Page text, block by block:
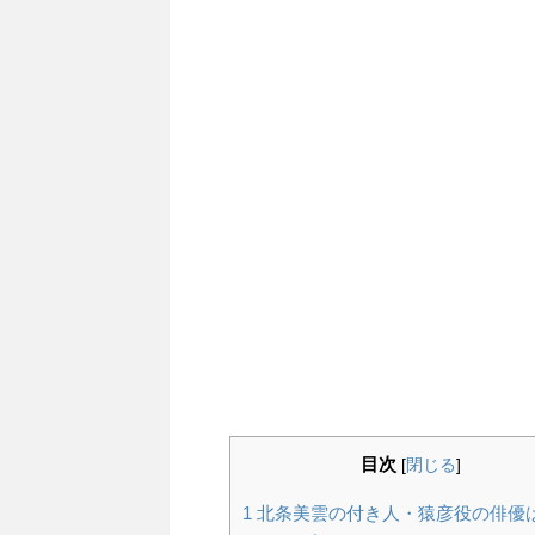
目次 [閉じる]
1 北条美雲の付き人・猿彦役の俳優